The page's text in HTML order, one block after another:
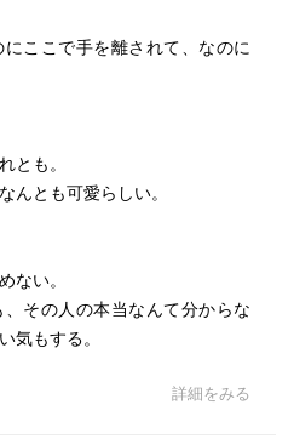
ここで手を離されて、なのに
とも。
んとも可愛らしい。
ない。
その人の本当なんて分からな
気もする。
詳細をみる